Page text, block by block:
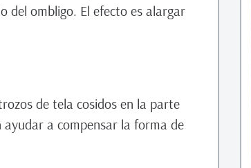
del ombligo. El efecto es alargar
de tela cosidos en la parte
a compensar la forma de